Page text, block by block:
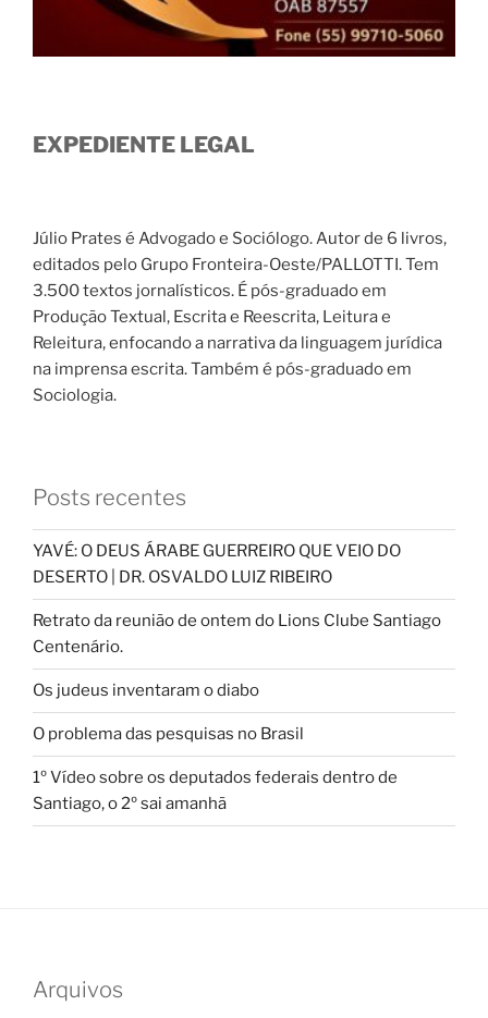
EXPEDIENTE LEGAL
Júlio Prates é Advogado e Sociólogo. Autor de 6 livros,
editados pelo Grupo Fronteira-Oeste/PALLOTTI. Tem
3.500 textos jornalísticos. É pós-graduado em
Produção Textual, Escrita e Reescrita, Leitura e
Releitura, enfocando a narrativa da linguagem jurídica
na imprensa escrita. Também é pós-graduado em
Sociologia.
Posts recentes
YAVÉ: O DEUS ÁRABE GUERREIRO QUE VEIO DO
DESERTO | DR. OSVALDO LUIZ RIBEIRO
Retrato da reunião de ontem do Lions Clube Santiago
Centenário.
Os judeus inventaram o diabo
O problema das pesquisas no Brasil
1º Vídeo sobre os deputados federais dentro de
Santiago, o 2º sai amanhã
Arquivos